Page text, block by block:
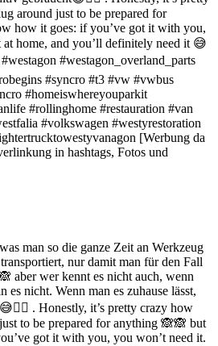
man so die ganze Zeit an Werkzeug
nur damit man für den Fall
aber wer kennt es nicht auch, wenn
es nicht. Wenn man es zuhause lässt,
. Honestly, it’s pretty crazy how
to be prepared for anything 🙈🙈 but
got it with you, you won’t need it.